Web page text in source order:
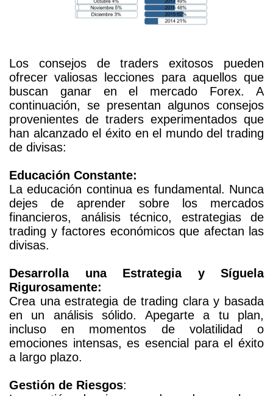
Los consejos de traders exitosos pueden
ofrecer valiosas lecciones para aquellos que
buscan ganar en el mercado Forex. A
continuación, se presentan algunos consejos
provenientes de traders experimentados que
han alcanzado el éxito en el mundo del trading
de divisas:
Educación Constante:
La educación continua es fundamental. Nunca
dejes de aprender sobre los mercados
financieros, análisis técnico, estrategias de
trading y factores económicos que afectan las
divisas.
Desarrolla una Estrategia y Síguela
Rigurosamente:
Crea una estrategia de trading clara y basada
en un análisis sólido. Apegarte a tu plan,
incluso en momentos de volatilidad o
emociones intensas, es esencial para el éxito
a largo plazo.
Gestión de Riesgos: